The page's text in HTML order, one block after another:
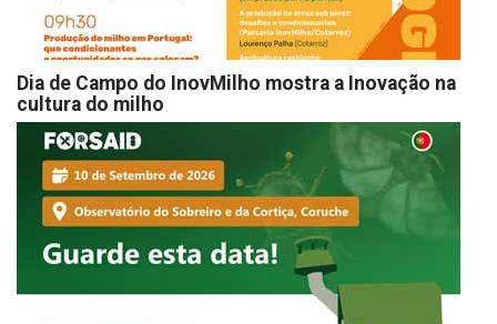
Dia de Campo do InovMilho mostra a Inovação na
cultura do milho